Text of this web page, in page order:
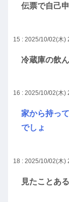
伝票で自己
15 : 2025/10/02(木)
冷蔵庫の飲
16 : 2025/10/02(木)
家から持っ
でしょ
18 : 2025/10/02(木)
見たことあ